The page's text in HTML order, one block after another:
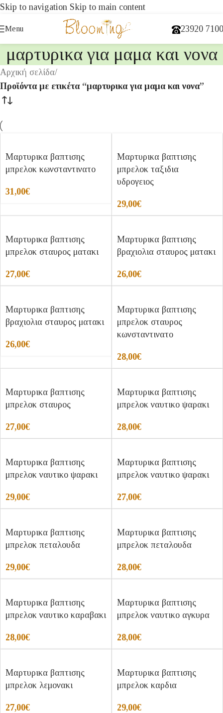
Skip to navigation Skip to main content
Menu 23920
μαρτυρικα για μαμα και νονα
Αρχική σελίδα/
Προϊόντα με ετικέτα “μαρτυρικα για μαμα και νονα”
Μαρτυρικα βαπτισης
μπρελοκ κωνσταντινατο
31,00€
Μαρτυρικα βαπτισης
μπρελοκ ταξιδια
υδρογειος
29,00€
Μαρτυρικα βαπτισης
μπρελοκ σταυρος ματακι
27,00€
Μαρτυρικα βαπτισης
βραχιολια σταυρος ματακι
26,00€
Μαρτυρικα βαπτισης
βραχιολια σταυρος ματακι
26,00€
Μαρτυρικα βαπτισης
μπρελοκ σταυρος
κωνσταντινατο
28,00€
Μαρτυρικα βαπτισης
μπρελοκ σταυρος
27,00€
Μαρτυρικα βαπτισης
μπρελοκ ναυτικο ψαρακι
28,00€
Μαρτυρικα βαπτισης
μπρελοκ ναυτικο ψαρακι
29,00€
Μαρτυρικα βαπτισης
μπρελοκ ναυτικο ψαρακι
27,00€
Μαρτυρικα βαπτισης
μπρελοκ πεταλουδα
29,00€
Μαρτυρικα βαπτισης
μπρελοκ πεταλουδα
28,00€
Μαρτυρικα βαπτισης
μπρελοκ ναυτικο καραβακι
28,00€
Μαρτυρικα βαπτισης
μπρελοκ ναυτικο αγκυρα
28,00€
Μαρτυρικα βαπτισης
μπρελοκ λεμονακι
27,00€
Μαρτυρικα βαπτισης
μπρελοκ καρδια
29,00€